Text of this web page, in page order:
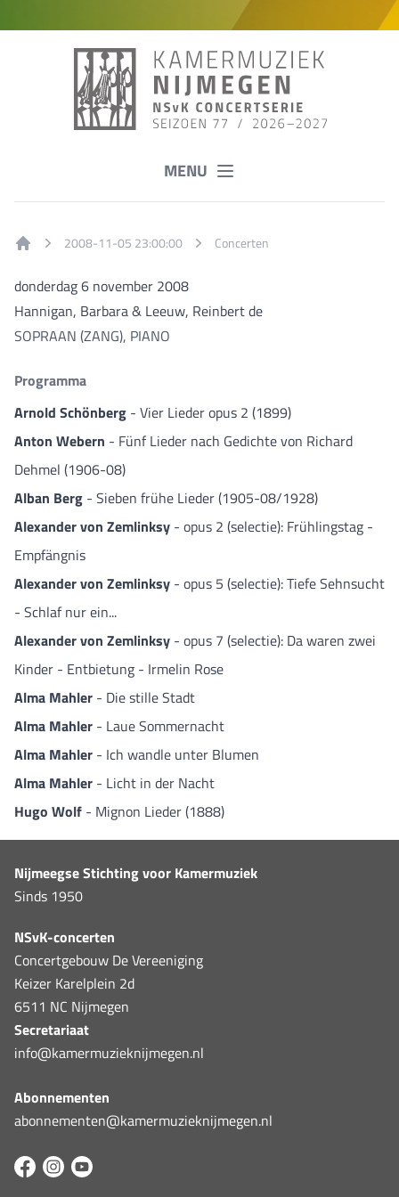
MENU
2008-11-05 23:00:00 Concerten
donderdag 6 november 2008
Hannigan, Barbara & Leeuw, Reinbert de
SOPRAAN (ZANG), PIANO
Programma
Arnold Schönberg - Vier Lieder opus 2 (1899)
Anton Webern - Fünf Lieder nach Gedichte von Richard
Dehmel (1906-08)
Alban Berg - Sieben frühe Lieder (1905-08/1928)
Alexander von Zemlinksy - opus 2 (selectie): Frühlingstag -
Empfängnis
Alexander von Zemlinksy - opus 5 (selectie): Tiefe Sehnsucht
- Schlaf nur ein...
Alexander von Zemlinksy - opus 7 (selectie): Da waren zwei
Kinder - Entbietung - Irmelin Rose
Alma Mahler - Die stille Stadt
Alma Mahler - Laue Sommernacht
Alma Mahler - Ich wandle unter Blumen
Alma Mahler - Licht in der Nacht
Hugo Wolf - Mignon Lieder (1888)
Nijmeegse Stichting voor Kamermuziek
Sinds 1950
NSvK-concerten
Concertgebouw De Vereeniging
Keizer Karelplein 2d
6511 NC Nijmegen
Secretariaat
info@kamermuzieknijmegen.nl
Abonnementen
abonnementen@kamermuzieknijmegen.nl